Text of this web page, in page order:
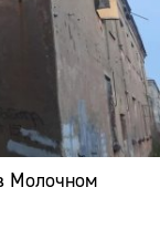
Молочном